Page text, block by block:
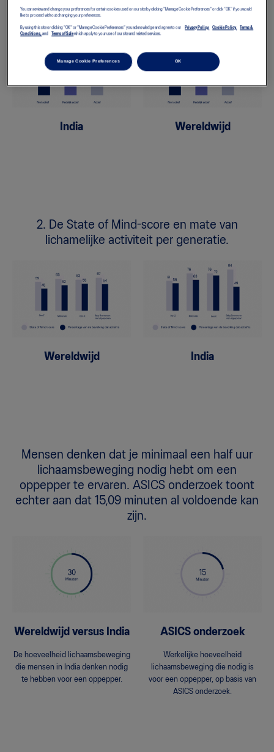
lichamelijke activiteit.
India Wereldwijd
2. De State of Mind-score en mate van
lichamelijke activiteit per generatie.
Wereldwijd India
Mensen denken dat je minimaal een half uur
lichaamsbeweging nodig hebt om een
oppepper te ervaren. ASICS onderzoek toont
echter aan dat 15,09 minuten al voldoende kan
zijn.
Wereldwijd versus India
De hoeveelheid lichaamsbeweging
die mensen in India denken nodig
te hebben voor een oppepper.
ASICS onderzoek
Werkelijke hoeveelheid
lichaamsbeweging die nodig is
voor een oppepper, op basis van
ASICS onderzoek.
You can review and change your preferences for certain cookies used on our site by clicking "Manage Cookie Preferences" or click “OK” if you would
like to proceed without changing your preferences.
By using this site or clicking "OK" or "Manage Cookie Preferences" you acknowledge and agree to our Privacy Policy, Cookie Policy,
Terms &
Conditions, and Terms of Salewhich apply to your use of our site and related services.
Manage Cookie Preferences OK